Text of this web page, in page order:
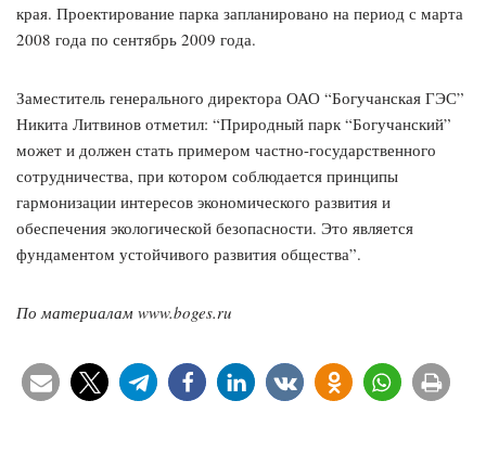
края. Проектирование парка запланировано на период с марта
2008 года по сентябрь 2009 года.
Заместитель генерального директора ОАО “Богучанская ГЭС”
Никита Литвинов отметил: “Природный парк “Богучанский”
может и должен стать примером частно-государственного
сотрудничества, при котором соблюдается принципы
гармонизации интересов экономического развития и
обеспечения экологической безопасности. Это является
фундаментом устойчивого развития общества”.
По материалам www.boges.ru